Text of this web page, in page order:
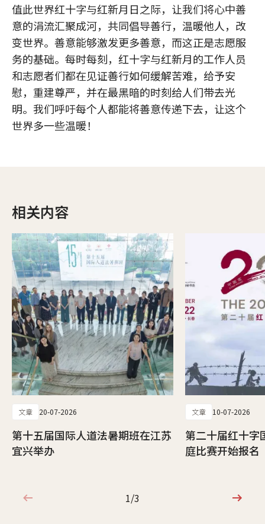
值此世界红十字与红新月日之际，让我们将心中善
意的涓流汇聚成河，共同倡导善行，温暖他人，改
变世界。善意能够激发更多善意，而这正是志愿服
务的基础。每时每刻，红十字与红新月的工作人员
和志愿者们都在见证善行如何缓解苦难，给予安
慰，重建尊严，并在最黑暗的时刻给人们带去光
明。我们呼吁每个人都能将善意传递下去，让这个
世界多一些温暖！
相关内容
文章 20-07-2026
第十五届国际人道法暑期班在江苏
宜兴举办
文章 10-07-2026
第二十届红十字
庭比赛开始报名
1/3
1/3